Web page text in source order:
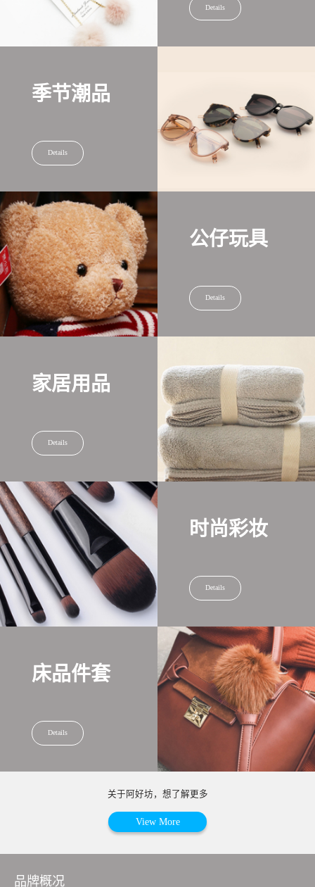
Details
季节潮品
Details
公仔玩具
Details
家居用品
Details
时尚彩妆
Details
床品件套
Details
关于阿好坊，想了解更多
View More
品牌概况